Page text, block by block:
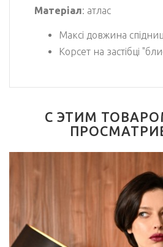
Матеріал: атлас
Максі довжина
Корсет на застібці
С ЭТИМ